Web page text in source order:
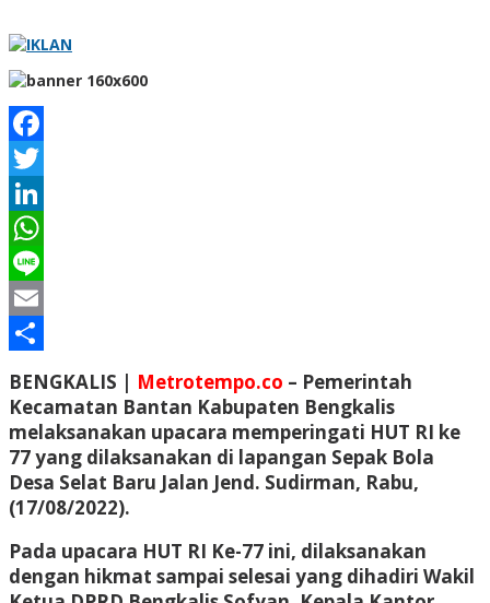
Facebook
Twitter
LinkedIn
WhatsApp
Line
Email
BENGKALIS | Metrotempo.co – Pemerintah
Kecamatan Bantan Kabupaten Bengkalis
melaksanakan upacara memperingati HUT RI ke
77 yang dilaksanakan di lapangan Sepak Bola
Desa Selat Baru Jalan Jend. Sudirman, Rabu,
(17/08/2022).
Pada upacara HUT RI Ke-77 ini, dilaksanakan
dengan hikmat sampai selesai yang dihadiri Wakil